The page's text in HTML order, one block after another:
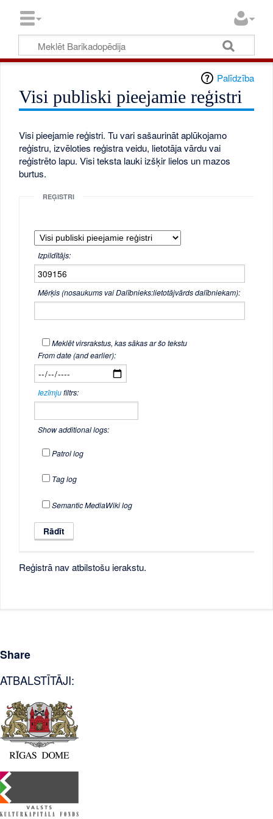
Palīdzība
Visi publiski pieejamie reģistri
Visi pieejamie reģistri. Tu vari sašaurināt aplūkojamo
reģistru, izvēloties reģistra veidu, lietotāja vārdu vai
reģistrēto lapu. Visi teksta lauki izšķir lielos un mazos
burtus.
REĢISTRI
Izpildītājs:
Mērķis (nosaukums vai Dalībnieks:lietotājvārds dalībniekam):
Meklēt virsrakstus, kas sākas ar šo tekstu
From date (and earlier):
Iezīmjufiltrs:
Show additional logs:
Patrol log
Tag log
Semantic MediaWiki log
Reģistrā nav atbilstošu ierakstu.
Share
ATBALSTĪTĀJI: